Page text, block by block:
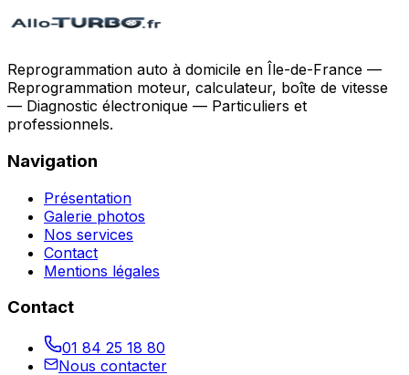
Reprogrammation auto à domicile en Île-de-France —
Reprogrammation moteur, calculateur, boîte de vitesse
— Diagnostic électronique — Particuliers et
professionnels.
Navigation
Présentation
Galerie photos
Nos services
Contact
Mentions légales
Contact
01 84 25 18 80
Nous contacter